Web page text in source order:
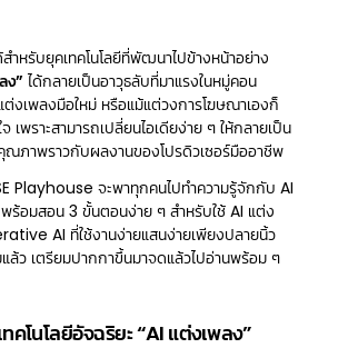
ด้สำหรับยุคเทคโนโลยีที่พัฒนาไปข้างหน้าอย่าง
ง” ได้กลายเป็นอาวุธลับที่มาแรงในหมู่คอน
ต่งเพลงมือใหม่ หรือแม้แต่วงการโฆษณาเองก็
เพราะสามารถเปลี่ยนไอเดียง่าย ๆ ให้กลายเป็น
ภาพราวกับผลงานของโปรดิวเซอร์มืออาชีพ
Playhouse จะพาทุกคนไปทำความรู้จักกับ AI
ร้อมสอน 3 ขั้นตอนง่าย ๆ สำหรับใช้ AI แต่ง
AI ที่ใช้งานง่ายแสนง่ายเพียงปลายนิ้ว
ว เตรียมปากกาขึ้นมาจดแล้วไปอ่านพร้อม ๆ
คโนโลยีอัจฉริยะ “AI แต่งเพลง”